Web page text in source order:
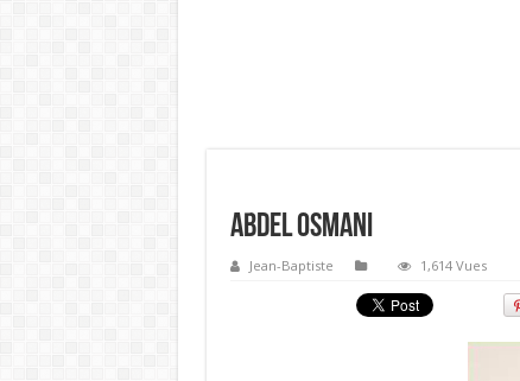
Abdel Osmani
Jean-Baptiste 1,614 Vues